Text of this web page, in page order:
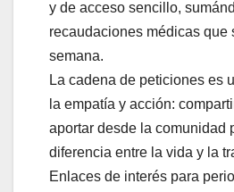
y de acceso sencillo,
recaudaciones médicas que
semana.
La cadena de peticiones es
la empatía y acción:
aportar desde la comunidad
diferencia entre la vida y la
Enlaces de interés para